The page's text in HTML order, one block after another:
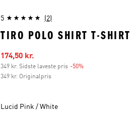
5 (2)
TIRO POLO SHIRT T-SHIRT
Udsalgspris
174,50 kr.
349 kr. Sidste laveste pris -50%
349 kr. Originalpris
Lucid Pink / White